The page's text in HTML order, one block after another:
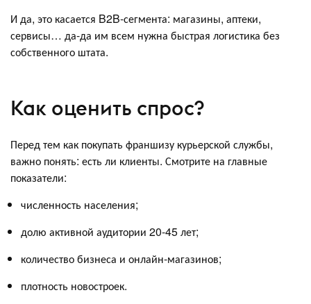
И да, это касается B2B-сегмента: магазины, аптеки,
сервисы… да-да им всем нужна быстрая логистика без
собственного штата.
Как оценить спрос?
Перед тем как покупать франшизу курьерской службы,
важно понять: есть ли клиенты. Смотрите на главные
показатели:
численность населения;
долю активной аудитории 20-45 лет;
количество бизнеса и онлайн-магазинов;
плотность новостроек.